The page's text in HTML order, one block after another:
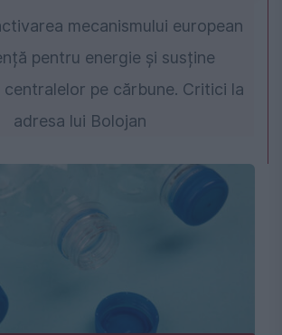
mecanismului european
pentru energie și susține
centralelor pe cărbune. Critici la
adresa lui Bolojan